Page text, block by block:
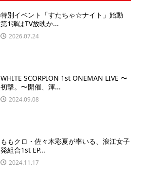
特別イベント「すたちゃ☆ナイト」始動
第1弾はTV放映か...
2026.07.24
WHITE SCORPION 1st ONEMAN LIVE 〜
初撃。〜開催、渾...
2024.09.08
ももクロ・佐々木彩夏が率いる、浪江女子
発組合1st EP...
2024.11.17